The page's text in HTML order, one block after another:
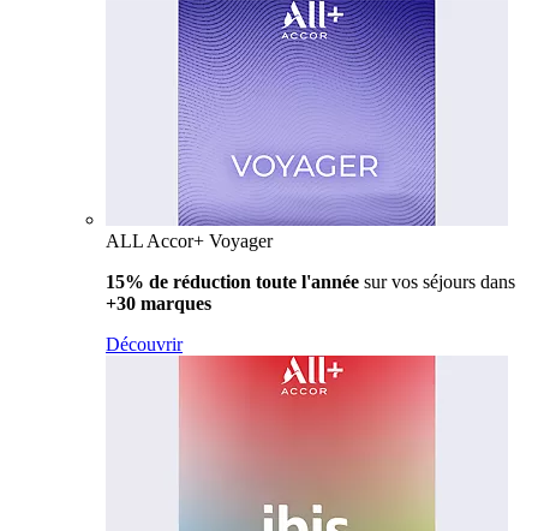
ALL Accor+ Voyager
15% de réduction toute l'année sur vos séjours dans
+30 marques
Découvrir